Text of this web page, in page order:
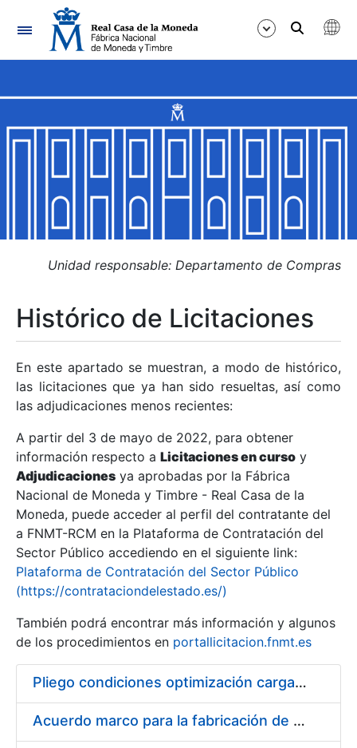
Navegación
Mostrar/Ocultar
Mostrar/Ocultar
Mostrar/Ocultar
Mostrar/Ocultar
Mostrar/Ocultar
Mostrar/Ocultar
Unidad responsable: Departamento de Compras
Histórico de Licitaciones
En este apartado se muestran, a modo de histórico,
las licitaciones que ya han sido resueltas, así como
las adjudicaciones menos recientes:
A partir del 3 de mayo de 2022, para obtener
información respecto a Licitaciones en curso y
Adjudicaciones ya aprobadas por la Fábrica
Nacional de Moneda y Timbre - Real Casa de la
Moneda, puede acceder al perfil del contratante del
a FNMT-RCM en la Plataforma de Contratación del
Sector Público accediendo en el siguiente link:
Plataforma de Contratación del Sector Público
(https://contrataciondelestado.es/)
También podrá encontrar más información y algunos
de los procedimientos en portallicitacion.fnmt.es
Pliego condiciones optimización cargas compras firmado
Acuerdo marco para la fabricación de piezas